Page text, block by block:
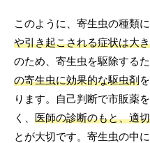
このように、寄生虫の種類
や引き起こされる症状は大
のため、寄生虫を駆除する
の寄生虫に効果的な駆虫剤
ります。自己判断で市販薬
く、医師の診断のもと、適
とが大切です。寄生虫の中